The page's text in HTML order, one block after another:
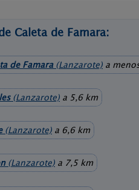
Caleta de Famara:
de Famara(Lanzarote) a
(Lanzarote) a 5,6 km
(Lanzarote) a 6,6 km
(Lanzarote) a 7,5 km